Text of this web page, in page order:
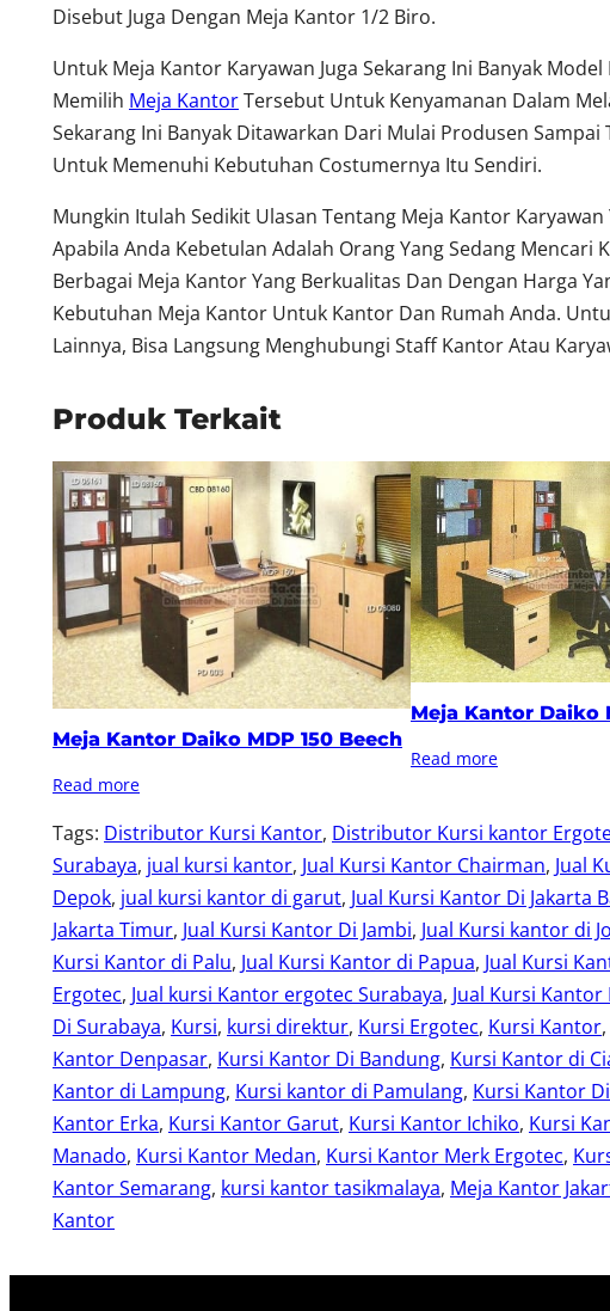
Disebut Juga Dengan Meja Kantor 1/2 Biro.
Untuk Meja Kantor Karyawan Juga Sekarang Ini Banyak
Memilih Meja KantorTersebut Untuk Kenyamanan Dalam
Sekarang Ini Banyak Ditawarkan Dari Mulai Produsen
Untuk Memenuhi Kebutuhan Costumernya Itu Sendiri.
Mungkin Itulah Sedikit Ulasan Tentang Meja Kantor
Apabila Anda Kebetulan Adalah Orang Yang Sedang
Berbagai Meja Kantor Yang Berkualitas Dan Dengan Harga
Kebutuhan Meja Kantor Untuk Kantor Dan Rumah Anda.
Lainnya, Bisa Langsung Menghubungi Staff Kantor Atau
Produk Terkait
Meja Kantor Daiko MDP 150 Beech
Read more
Meja Kantor Daiko
Read more
Tags: Distributor Kursi Kantor, Distributor Kursi kantor
Surabaya, jual kursi kantor, Jual Kursi Kantor Chairman, Jual
Depok, jual kursi kantor di garut, Jual Kursi Kantor Di Jakarta
Jakarta Timur, Jual Kursi Kantor Di Jambi, Jual Kursi kantor di
Kursi Kantor di Palu, Jual Kursi Kantor di Papua, Jual Kursi
Ergotec, Jual kursi Kantor ergotec Surabaya, Jual Kursi Kantor
Di Surabaya, Kursi, kursi direktur, Kursi Ergotec, Kursi Kantor,
Kantor Denpasar, Kursi Kantor Di Bandung, Kursi Kantor di
Kantor di Lampung, Kursi kantor di Pamulang, Kursi Kantor
Kantor Erka, Kursi Kantor Garut, Kursi Kantor Ichiko, Kursi
Manado, Kursi Kantor Medan, Kursi Kantor Merk Ergotec,
Kantor Semarang, kursi kantor tasikmalaya, Meja Kantor
Kantor